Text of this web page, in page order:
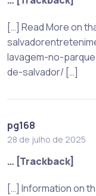
[…] Read More on
lavagem-no-
de-salvador/ […]
pg168
28 de julho de 2025
… [Trackback]
[…] Information on